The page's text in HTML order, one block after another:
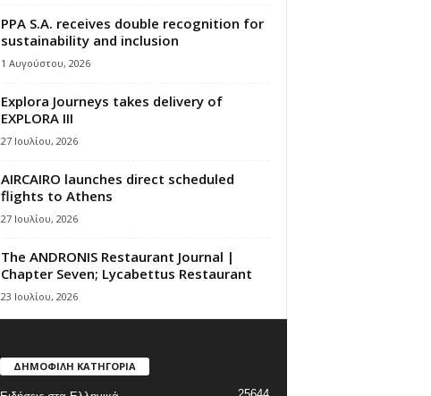
PPA S.A. receives double recognition for
sustainability and inclusion
1 Αυγούστου, 2026
Explora Journeys takes delivery of
EXPLORA III
27 Ιουλίου, 2026
AIRCAIRO launches direct scheduled
flights to Athens
27 Ιουλίου, 2026
The ANDRONIS Restaurant Journal |
Chapter Seven; Lycabettus Restaurant
23 Ιουλίου, 2026
ΔΗΜΟΦΙΛΗ ΚΑΤΗΓΟΡΙΑ